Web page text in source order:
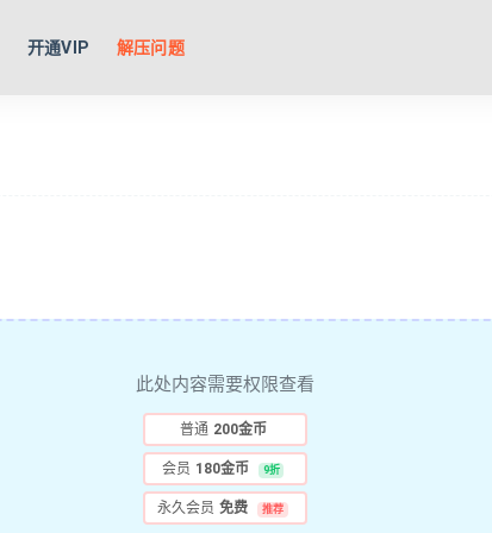
开通VIP 解压问题
此处内容需要权限查看
普通 200金币
会员 180金币 9折
永久会员 免费 推荐